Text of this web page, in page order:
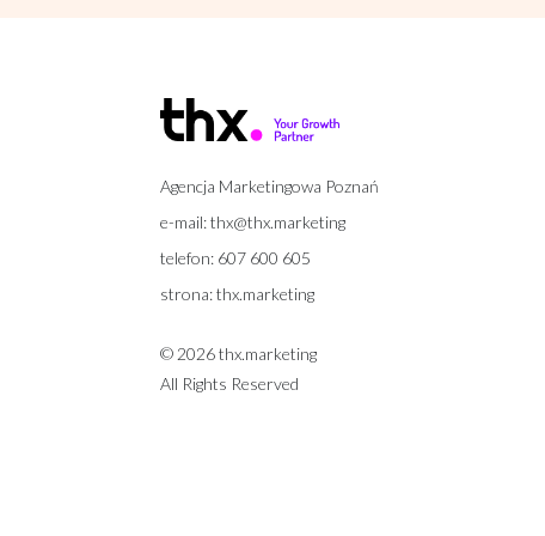
Agencja Marketingowa Poznań
e-mail:thx@thx.marketing
telefon: 607 600 605
strona:thx.marketing
© 2026 thx.marketing
All Rights Reserved